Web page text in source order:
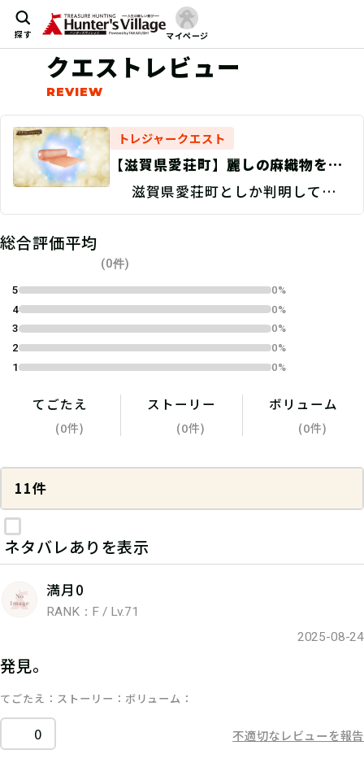
探す マイページ
クエストレビュー
トレジャークエスト
【滋賀県愛荘町】麗しの麻織物を探
せ！/捜索地点特定 Discovery
滋賀県愛荘町としか判明していな
い。
総合評価平均
(0件)
5
0%
4
0%
3
0%
2
0%
1
0%
てごたえ
(0件)
ストーリー
(0件)
ボリューム
(0件)
11件
ネタバレありを表示
満月0
RANK：F / Lv.71
2025-08-24
発見。
てごたえ ストーリー ボリューム
0 不適切なレビューを報告